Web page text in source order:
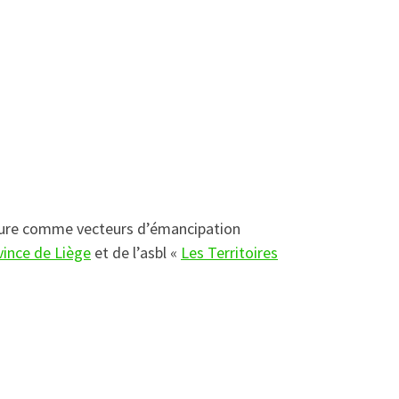
comme vecteurs d’émancipation
de Liège et de l’asbl « Les Territoires